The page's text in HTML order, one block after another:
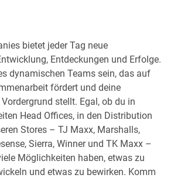
bietet jeder Tag neue
Entdeckungen und Erfolge.
dynamischen Teams sein, das auf
fördert und deine
stellt. Egal, ob du in
Head Offices, in den Distribution
Stores – TJ Maxx, Marshalls,
Sierra, Winner und TK Maxx –
Möglichkeiten haben, etwas zu
und etwas zu bewirken. Komm